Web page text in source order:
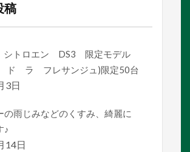
稿
トロエン DS3 限定モデル
ド ラ フレサンジュ)限定50台
3日
の雨じみなどのくすみ、綺麗に
♪
14日